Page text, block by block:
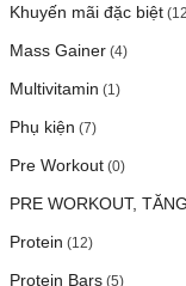
Khuyến mãi đặc biệt
Mass Gainer (4)
Multivitamin (1)
Phụ kiện (7)
Pre Workout (0)
PRE WORKOUT,
Protein (12)
Protein Bars (5)